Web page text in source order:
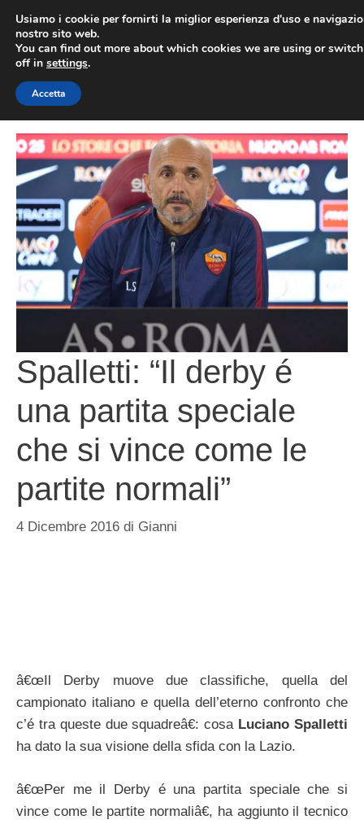
contenuto
Spalletti: “Il derby é
una partita speciale
che si vince come le
partite normali”
4 Dicembre 2016 di Gianni
â€œIl Derby muove due classifiche, quella del
campionato italiano e quella dell’eterno confronto che
c’é tra queste due squadreâ€: cosa Luciano Spalletti
ha dato la sua visione della sfida con la Lazio.
â€œPer me il Derby é una partita speciale che si
vince come le partite normaliâ€, ha aggiunto il tecnico
Usiamo i cookie per fornirti la miglior esperienza d'uso e
nostro sito web.
You can find out more about which cookies we are using or
off in settings.
Accetta